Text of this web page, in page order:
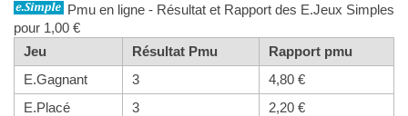
Pmu en ligne - Résultat et Rapport des E.Jeux Simples
pour 1,00 €
Jeu
Résultat Pmu
Rapport pmu
E.Gagnant
3
4,80 €
E.Placé
3
2,20 €